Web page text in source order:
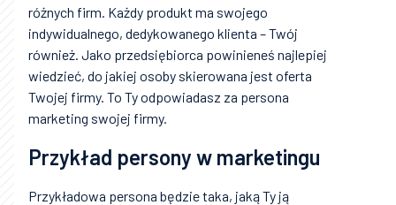
różnych firm. Każdy produkt ma swojego
indywidualnego, dedykowanego klienta – Twój
również. Jako przedsiębiorca powinieneś najlepiej
wiedzieć, do jakiej osoby skierowana jest oferta
Twojej firmy. To Ty odpowiadasz za persona
marketing swojej firmy.
Przykład persony w marketingu
Przykładowa persona będzie taka, jaką Ty ją